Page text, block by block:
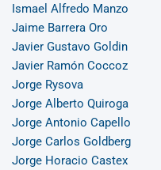
Ismael Alfredo Manzo
Jaime Barrera Oro
Javier Gustavo Goldin
Javier Ramón Coccoz
Jorge Rysova
Jorge Alberto Quiroga
Jorge Antonio Capello
Jorge Carlos Goldberg
Jorge Horacio Castex